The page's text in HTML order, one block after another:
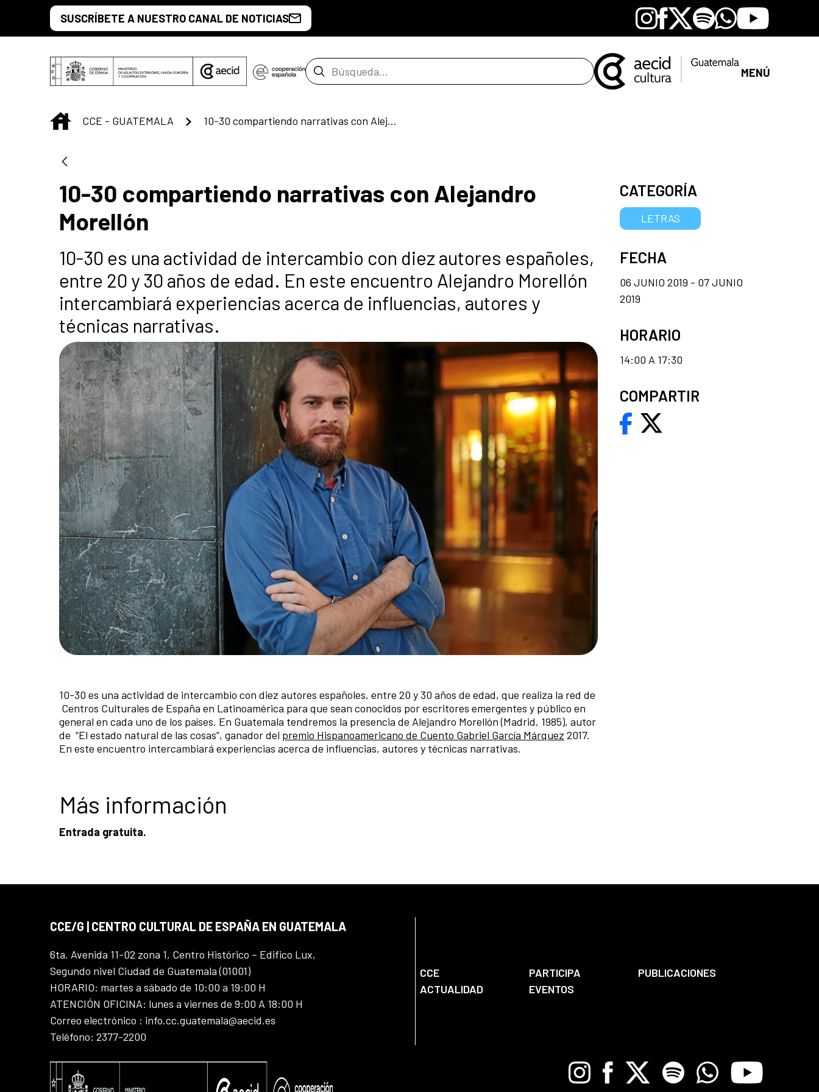
Saltar al contenido principal
SUSCRÍBETE A NUESTRO CANAL DE NOTICIAS Instagram
Facebook
X SpotifyWhatsapp
Youtube
Barra de búsqueda MENÚ
INICIO
CCE - GUATEMALA 10-30 compartiendo narrativas con Alejandro Morellón
10-30 compartiendo narrativas con Alejandro
Morellón
10-30 es una actividad de intercambio con diez autores españoles,
entre 20 y 30 años de edad. En este encuentro Alejandro Morellón
intercambiará experiencias acerca de influencias, autores y
técnicas narrativas.
10-30 es una actividad de intercambio con diez autores españoles, entre 20 y 30 años de edad, que realiza la red de
Centros Culturales de España en Latinoamérica para que sean conocidos por escritores emergentes y público en
general en cada uno de los países. En Guatemala tendremos la presencia de Alejandro Morellón (Madrid, 1985), autor
de “El estado natural de las cosas”, ganador del premio Hispanoamericano de Cuento Gabriel García Márquez 2017.
En este encuentro intercambiará experiencias acerca de influencias, autores y técnicas narrativas.
Más información
Entrada gratuita.
CATEGORÍA
LETRAS
FECHA
06 JUNIO 2019 - 07 JUNIO
2019
HORARIO
14:00 A 17:30
COMPARTIR
CCE/G | CENTRO CULTURAL DE ESPAÑA EN GUATEMALA
6ta. Avenida 11-02 zona 1, Centro Histórico – Edifico Lux,
Segundo nivel Ciudad de Guatemala (01001)
HORARIO: martes a sábado de 10:00 a 19:00 H
ATENCIÓN OFICINA: lunes a viernes de 9:00 A 18:00 H
Correo electrónico : info.cc.guatemala@aecid.es
Teléfono: 2377-2200
CCE PARTICIPA
PUBLICACIONES
ACTUALIDAD
EVENTOS
InstagramFacebook
X Spotify WhatsappYoutube